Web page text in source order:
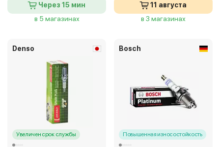
Через 15 мин
в 5 магазинах
11 августа
в 3 магазинах
Denso
Увеличен срок службы
Bosch
Повышенная износостойкость